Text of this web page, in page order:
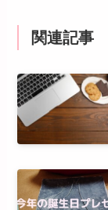
関連記事